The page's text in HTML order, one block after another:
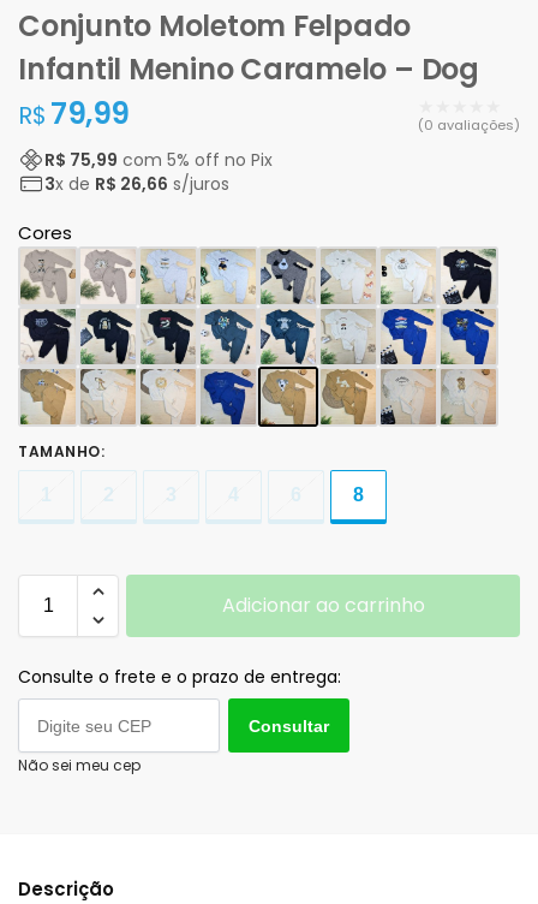
Conjunto Moletom Felpado
Infantil Menino Caramelo – Dog
R$ 79,99 (0 avaliações)
R$ 75,99 com 5% off no Pix
3x de R$ 26,66 s/juros
Cores
TAMANHO:
2 3 4 6 8
Adicionar ao carrinho
Consulte o frete e o prazo de entrega:
Consultar
Não sei meu cep
Descrição